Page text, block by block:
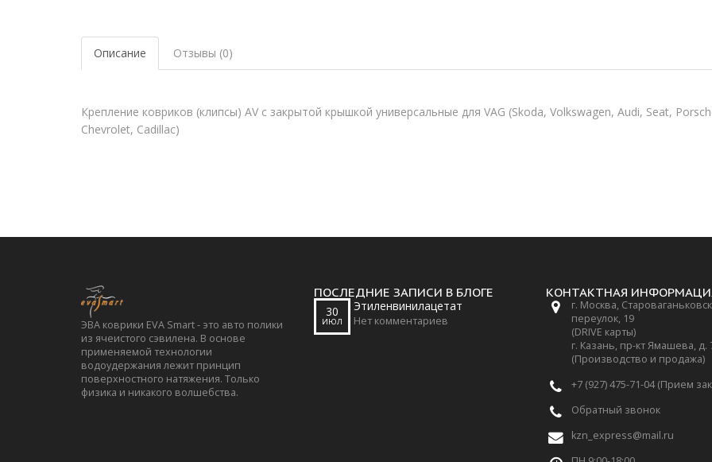
Описание Отзывы (0)
Крепление ковриков (клипсы) AV с закрытой крышкой универсальные для VAG (Skoda, Volkswagen, Audi, Seat,
Chevrolet, Cadillac)
ЭВА коврики EVA Smart - это авто полики
из ячеистого сэвилена. В основе
применяемой технологии
водоудержания лежит принцип
поверхностного натяжения. Только
физика и никакого волшебства.
ПОСЛЕДНИЕ ЗАПИСИ В БЛОГЕ
30
ИЮЛ
Этиленвинилацетат
Нет комментариев
КОНТАКТНАЯ
г. Москва,
переулок, 19
(DRIVE карты)
г. Казань, пр-кт Ямашева, д.
(Производство и продажа)
+7 (927) 475-71-04 (Прием
Обратный звонок
kzn_express@mail.ru